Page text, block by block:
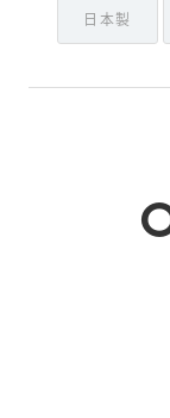
日本製